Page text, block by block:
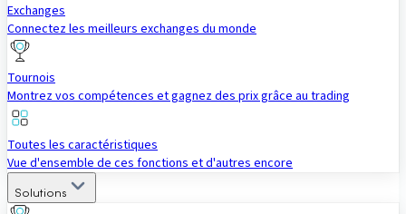
Exchanges
Connectez les meilleurs exchanges du monde
Tournois
Montrez vos compétences et gagnez des prix grâce au trading
Toutes les caractéristiques
Vue d'ensemble de ces fonctions et d'autres encore
Solutions